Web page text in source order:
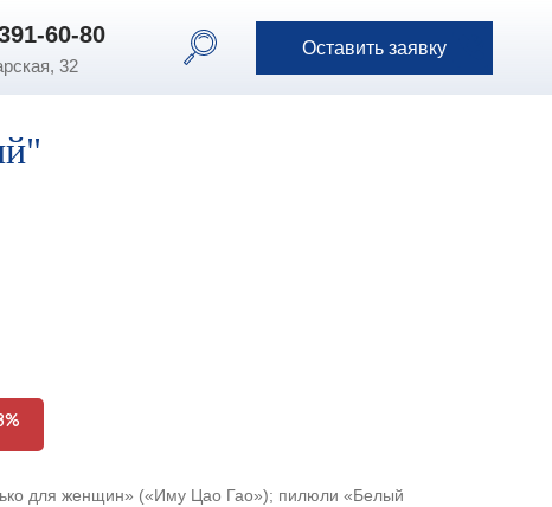
Оставить заявку
32
60-80 Оставить заявку
60-80
для женщин» («Иму Цао Гао»); пилюли «Белый